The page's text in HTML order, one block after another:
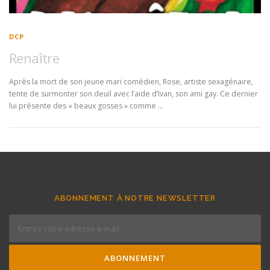
DCP
Renaître
Après la mort de son jeune mari comédien, Rose, artiste sexagénaire,
tente de surmonter son deuil avec l’aide d’Ivan, son ami gay. Ce dernier
lui présente des « beaux gosses » comme …
ABONNEMENT À NOTRE NEWSLETTER